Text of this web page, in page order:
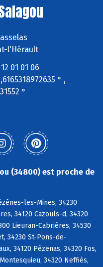
l'Hérault
01 01 06
° ,
°
(34800) est proche de
les-Mines, 34230
34120 Cazouls-d, 34320
Lieuran-Cabrières, 34530
34230 St-Pons-de-
34120 Pézenas, 34320 Fos,
34320 Neffiès,